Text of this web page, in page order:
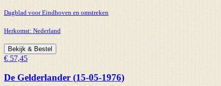
Dagblad voor Eindhoven en omstreken
Herkomst: Nederland
Bekijk & Bestel
€ 57,45
De Gelderlander (15-05-1976)